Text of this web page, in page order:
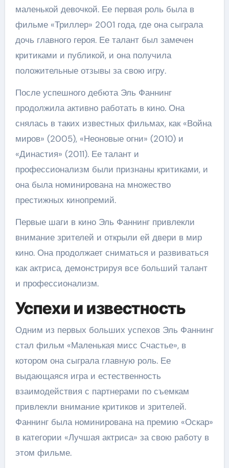
маленькой девочкой. Ее первая роль была в
фильме «Триллер» 2001 года, где она сыграла
дочь главного героя. Ее талант был замечен
критиками и публикой, и она получила
положительные отзывы за свою игру.
После успешного дебюта Эль Фаннинг
продолжила активно работать в кино. Она
снялась в таких известных фильмах, как «Война
миров» (2005), «Неоновые огни» (2010) и
«Династия» (2011). Ее талант и
профессионализм были признаны критиками, и
она была номинирована на множество
престижных кинопремий.
Первые шаги в кино Эль Фаннинг привлекли
внимание зрителей и открыли ей двери в мир
кино. Она продолжает сниматься и развиваться
как актриса, демонстрируя все больший талант
и профессионализм.
Успехи и известность
Одним из первых больших успехов Эль Фаннинг
стал фильм «Маленькая мисс Счастье», в
котором она сыграла главную роль. Ее
выдающаяся игра и естественность
взаимодействия с партнерами по съемкам
привлекли внимание критиков и зрителей.
Фаннинг была номинирована на премию «Оскар»
в категории «Лучшая актриса» за свою работу в
этом фильме.